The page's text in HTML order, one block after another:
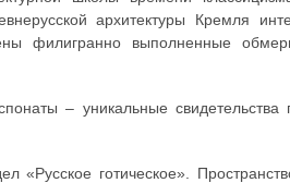
архитектуры Кремля
филигранно выполненные
– уникальные свидетельства
«Русское готическое».